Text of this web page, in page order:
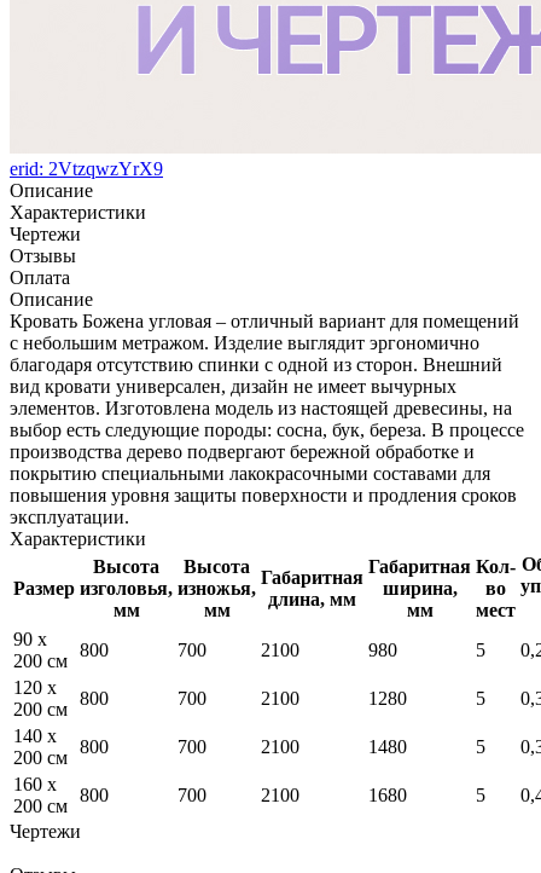
erid: 2VtzqwzYrX9
Описание
Характеристики
Чертежи
Отзывы
Оплата
Описание
Кровать Божена угловая – отличный вариант для помещений
с небольшим метражом. Изделие выглядит эргономично
благодаря отсутствию спинки с одной из сторон. Внешний
вид кровати универсален, дизайн не имеет вычурных
элементов. Изготовлена модель из настоящей древесины, на
выбор есть следующие породы: сосна, бук, береза. В процессе
производства дерево подвергают бережной обработке и
покрытию специальными лакокрасочными составами для
повышения уровня защиты поверхности и продления сроков
эксплуатации.
Характеристики
Размер
Высота
изголовья,
мм
Высота
изножья,
мм
Габаритная
длина, мм
Габаритная
ширина,
мм
Кол-
во
мест
90 x
200 см
800 700 2100 980 5
120 x
200 см
800 700 2100 1280 5
140 x
200 см
800 700 2100 1480 5
160 x
200 см
800 700 2100 1680 5
Чертежи